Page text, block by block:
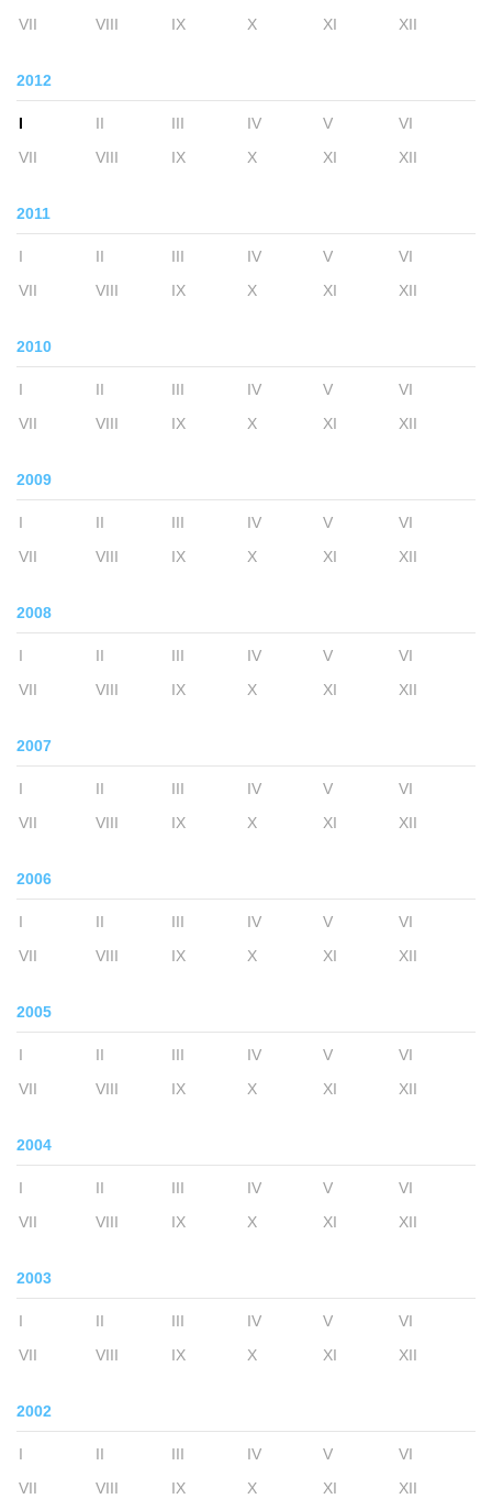
VII
VIII IX X XI XII
2012
I II III IV V
VI
VII
VIII IX X XI XII
2011
I II III IV V
VI
VII
VIII IX X XI XII
2010
I II III IV V
VI
VII
VIII IX X XI XII
2009
I II III IV V
VI
VII
VIII IX X XI XII
2008
I II III IV V
VI
VII
VIII IX X XI XII
2007
I II III IV V
VI
VII
VIII IX X XI XII
2006
I II III IV V
VI
VII
VIII IX X XI XII
2005
I II III IV V
VI
VII
VIII IX X XI XII
2004
I II III IV V
VI
VII
VIII IX X XI XII
2003
I II III IV V
VI
VII
VIII IX X XI XII
2002
I II III IV V
VI
VII
VIII IX X XI XII